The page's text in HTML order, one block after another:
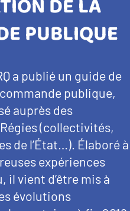
DE LA
PUBLIQUE
a publié un guide de
publique,
auprès des
(collectivités,
de l’État…). Élaboré à
expériences
il vient d’être mis à
évolutions